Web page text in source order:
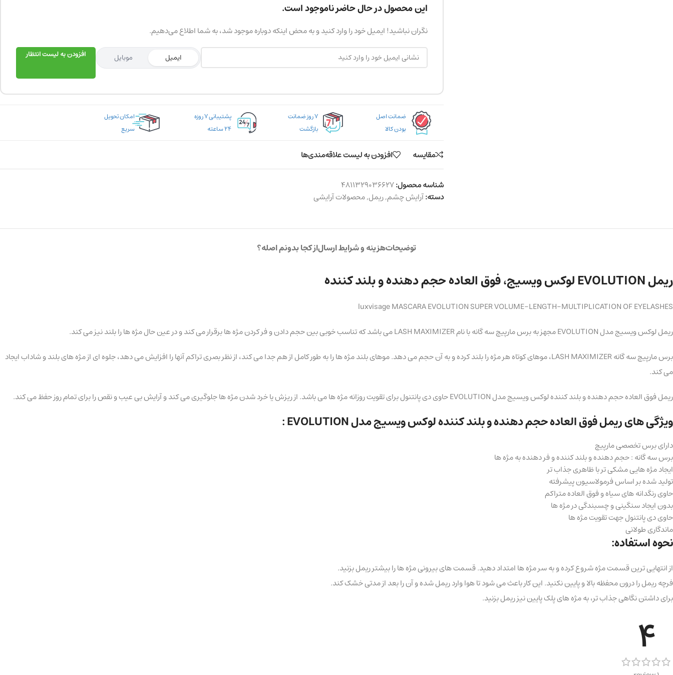
این محصول در حال حاضر ناموجود است.
نگران نباشید! ایمیل خود را وارد کنید و به محض اینکه دوباره موجود شد، به شما اطلاع می‌دهیم.
ایمیل موبایل افزودن به لیست انتظار
ضمانت اصل
بودن کالا
۷ روز ضمانت
بازگشت
پشتیبانی ۷ روزه
۲۴ ساعته
امکان تحویل
سریع
مقایسه افزودن به لیست علاقه‌مندی‌ها
شناسه محصول:4811329036627
دسته:آرایش چشم,ریمل,محصولات آرایشی
توضیحاتهزینه و شرایط ارسالاز کجا بدونم اصله؟
ریمل EVOLUTION لوکس ویسیج، فوق العاده حجم دهنده و بلند کننده
luxvisage MASCARA EVOLUTION SUPER VOLUME-LENGTH-MULTIPLICATION OF EYELASHES
ریمل لوکس ویسیج مدل EVOLUTION مجهز به برس مارپیچ سه گانه با نام LASH MAXIMIZER می باشد که تناسب خوبی بین حجم دادن و فر کردن مژه ها برقرار می کند و در عین حال مژه ها را بلند نیز می کند.
برس مارپیچ سه گانه LASH MAXIMIZER، موهای کوتاه هر مژه را بلند کرده و به آن حجم می دهد. موهای بلند مژه ها را به طور کامل از هم جدا می کند، از نظر بصری تراکم آنها را افزایش می دهد، جلوه ای از مژه های بلند و شاداب ایجاد
می کند.
ریمل فوق العاده حجم دهنده و بلند کننده لوکس ویسیج مدل EVOLUTION حاوی دی پانتنول برای تقویت روزانه مژه ها می باشد. از ریزش یا خرد شدن مژه ها جلوگیری می کند و آرایش بی عیب و نقص را برای تمام روز حفظ می کند.
ویژگی های ریمل فوق العاده حجم دهنده و بلند کننده لوکس ویسیج مدل EVOLUTION :
دارای برس تخصصی مارپیچ
برس سه گانه : حجم دهنده و بلند کننده و فر دهنده به مژه ها
ایجاد مژه هایی مشکی تر با ظاهری جذاب تر
تولید شده بر اساس فرمولاسیون پیشرفته
حاوی رنگدانه های سیاه و فوق العاده متراکم
بدون ایجاد سنگینی و چسبندگی در مژه ها
حاوی دی پانتنول جهت تقویت مژه ها
ماندگاری طولانی
نحوه استفاده:
از انتهایی ترین قسمت مژه شروع کرده و به سر مژه ها امتداد دهید. قسمت های بیرونی مژه ها را بیشتر ریمل بزنید.
فرچه ریمل را درون محفظه بالا و پایین نکنید. این کار باعث می شود تا هوا وارد ریمل شده و آن را بعد از مدتی خشک کند.
برای داشتن نگاهی جذاب تر، به مژه های پلک پایین نیز ریمل بزنید.
4